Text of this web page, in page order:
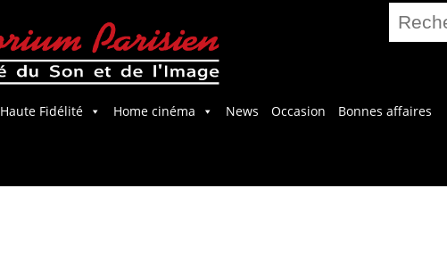
Haute Fidélité Home cinéma News Occasion Bonnes affaires
Recherche
pour :